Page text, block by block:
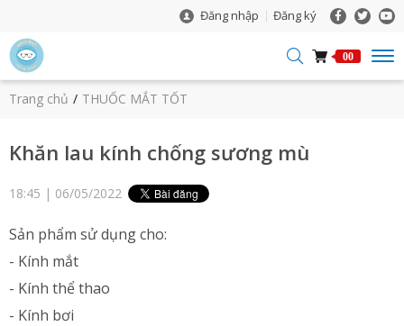
Đăng nhập Đăng ký
00
Trang chủ THUỐC MẮT TỐT
Khăn lau kính chống sương mù
18:45 | 06/05/2022
Sản phẩm sử dụng cho:
- Kính mắt
- Kính thể thao
- Kính bơi